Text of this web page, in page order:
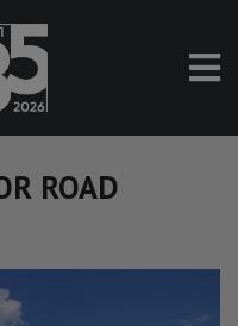
ROAD